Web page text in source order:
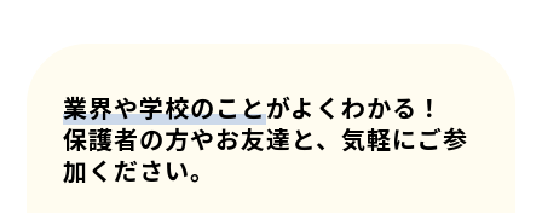
業界や学校のことがよくわかる！
保護者の方やお友達と、気軽にご参
加ください。